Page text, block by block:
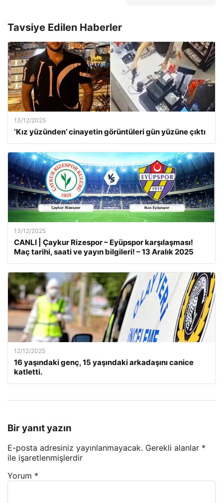
Tavsiye Edilen Haberler
13/12/2025
‘Kız yüzünden’ cinayetin görüntüleri gün yüzüne çıktı
13/12/2025
CANLI | Çaykur Rizespor – Eyüpspor karşılaşması!
Maç tarihi, saati ve yayın bilgileri! – 13 Aralık 2025
12/12/2025
16 yaşındaki genç, 15 yaşındaki arkadaşını canice
katletti.
Bir yanıt yazın
E-posta adresiniz yayınlanmayacak. Gerekli alanlar *
ile işaretlenmişlerdir
Yorum *